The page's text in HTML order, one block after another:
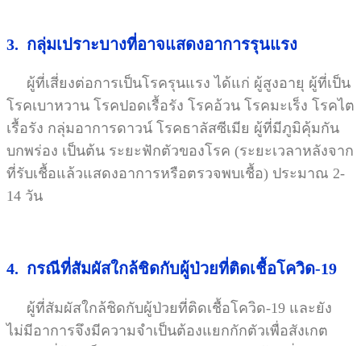
3. กลุ่มเปราะบางที่อาจแสดงอาการรุนแรง
ผู้ที่เสี่ยงต่อการเป็นโรครุนแรง ได้แก่ ผู้สูงอายุ ผู้ที่เป็น
โรคเบาหวาน โรคปอดเรื้อรัง โรคอ้วน โรคมะเร็ง โรคไต
เรื้อรัง กลุ่มอาการดาวน์ โรคธาลัสซีเมีย ผู้ที่มีภูมิคุ้มกัน
บกพร่อง เป็นต้น ระยะฟักตัวของโรค (ระยะเวลาหลังจาก
ที่รับเชื้อแล้วแสดงอาการหรือตรวจพบเชื้อ) ประมาณ 2-
14 วัน
4. กรณีที่สัมผัสใกล้ชิดกับผู้ป่วยที่ติดเชื้อโควิด-19
ผู้ที่สัมผัสใกล้ชิดกับผู้ป่วยที่ติดเชื้อโควิด-19 และยัง
ไม่มีอาการจึงมีความจำเป็นต้องแยกกักตัวเพื่อสังเกต